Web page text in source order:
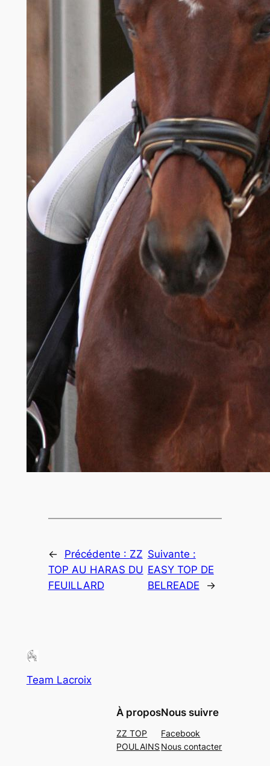
← Précédente : ZZ
TOP AU HARAS DU
FEUILLARD
Suivante :
EASY TOP DE
BELREADE
→
Team Lacroix
À propos
ZZ TOP
POULAINS
Nous suivre
Facebook
Nous contacter